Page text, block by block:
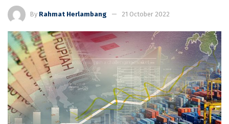
By Rahmat Herlambang 21 October 2022